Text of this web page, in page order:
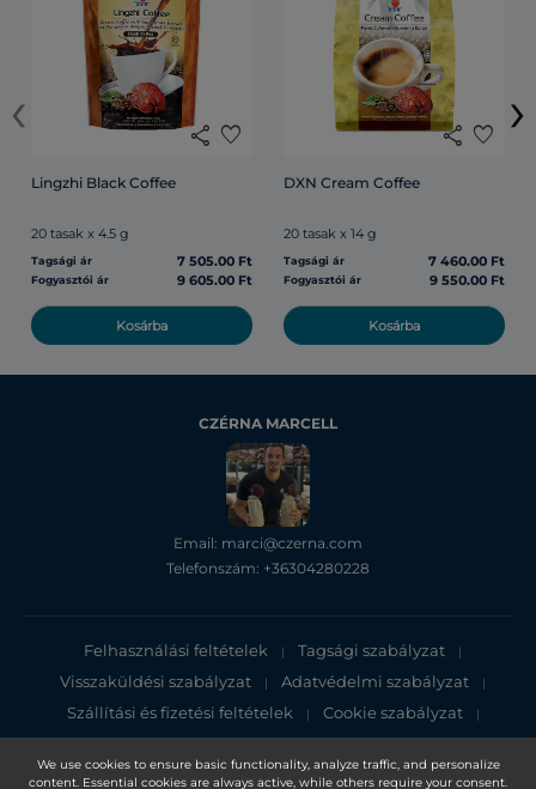
We use cookies to ensure basic functionality, analyze traffic, and personalize
content. Essential cookies are always active, while others require your consent.
share favorite
Lingzhi Black Coffee
20 tasak x 4.5 g
Tagsági ár 7 505.00 Ft
Fogyasztói ár 9 605.00 Ft
Kosárba
share favorite
DXN Cream Coffee
20 tasak x 14 g
Tagsági ár 7 460.00 Ft
Fogyasztói ár 9 550.00 Ft
Kosárba
‹ ›
CZÉRNA MARCELL
Email: marci@czerna.com
Telefonszám: +36304280228
Felhasználási feltételek | Tagsági szabályzat |
Visszaküldési szabályzat | Adatvédelmi szabályzat |
Szállítási és fizetési feltételek | Cookie szabályzat |
Adatvédelmi tájékoztató